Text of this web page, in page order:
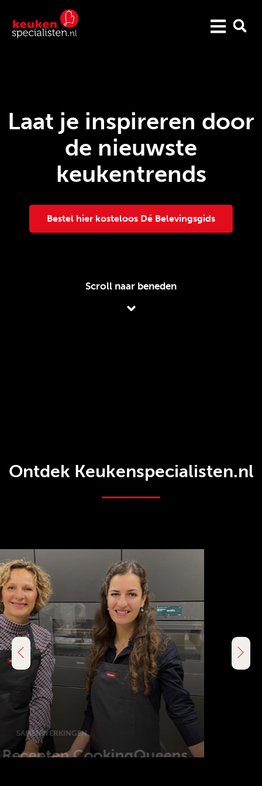
Laat je inspireren door
de nieuwste
keukentrends
Bestel hier kosteloos Dé Belevingsgids
Scroll naar beneden
Ontdek Keukenspecialisten.nl
Delaatste keukentrends